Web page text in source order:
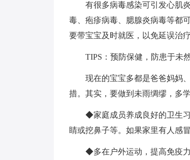
有很多病毒感染可引发心肌炎
毒、疱疹病毒、腮腺炎病毒等都
要带宝宝及时就医，以免延误治疗
TIPS：预防保健，防患于未
现在的宝宝多都是爸爸妈妈、
措。其实，要做到未雨绸缪，多
◆家庭成员养成良好的卫生习
睛或挖鼻子等。如果家里有人感
◆多在户外运动，提高免疫力